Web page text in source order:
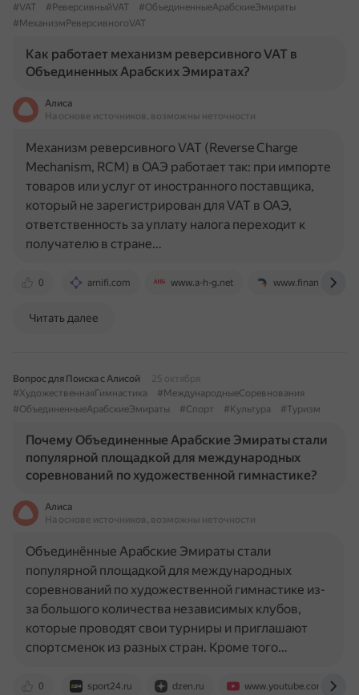
#VAT
#РеверсивныйVAT
#ОбъединенныеАрабскиеЭмираты
#МеханизмРеверсивногоVAT
Как работает механизм реверсивного VAT в
Объединенных Арабских Эмиратах?
Алиса
На основе источников, возможны неточности
0 arnifi.com www.a-h-g.net
Механизм реверсивного VAT (Reverse Charge
Mechanism, RCM) в ОАЭ работает так: при импорте
товаров или услуг от иностранного поставщика,
который не зарегистрирован для VAT в ОАЭ,
ответственность за уплату налога переходит к
получателю в стране…
Читать далее
Вопрос для Поиска с Алисой
25 октября
#ХудожественнаяГимнастика
#МеждународныеСоревнования
#ОбъединенныеАрабскиеЭмираты
#Спорт #Культура #Туризм
Почему Объединенные Арабские Эмираты стали
популярной площадкой для международных
соревнований по художественной гимнастике?
Алиса
На основе источников, возможны неточности
0 sport24.ru dzen.ru www.youtube.com
Объединённые Арабские Эмираты стали
популярной площадкой для международных
соревнований по художественной гимнастике из-
за большого количества независимых клубов,
которые проводят свои турниры и приглашают
спортсменок из разных стран. Кроме того…